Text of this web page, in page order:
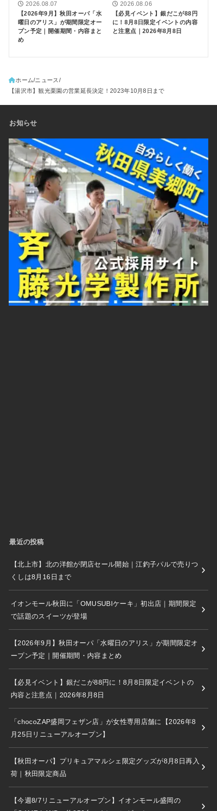
2026.08.07
【2026年9月】秋田オーパ「水
曜日のアリス」が期間限定オー
プン予定｜開催期間・内容まと
め
2026.08.06
【必見イベント】銀だこが88円
に！8月8日限定イベントの内容
と注意点｜2026年8月8日
ホーム ニュース
【湯沢市】観光栗園の営業延長決定！2023年10月8日まで
お知らせ
最近の投稿
【北上市】北の洋館が閉店セール開始｜江釣子パルで売りつ
くしは8月16日まで
イオンモール秋田に「OMUSUBIケーキ」初出店｜期間限定
で話題のスイーツが登場
【2026年9月】秋田オーパ「水曜日のアリス」が期間限定オ
ープン予定｜開催期間・内容まとめ
【必見イベント】銀だこが88円に！8月8日限定イベントの
内容と注意点｜2026年8月8日
「chocoZAP盛岡フェザン店」が女性専用店舗に【2026年8
月25日リニューアルオープン】
【秋田オーパ】プリキュアマルシェ限定グッズが8月8日再入
荷｜秋田限定商品
【今週8/7リニューアルオープン】イオンモール盛岡の